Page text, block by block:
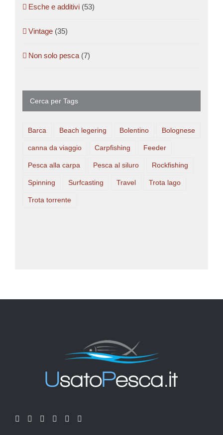
Esche e additivi (53)
Vintage (35)
Non solo pesca (7)
Cerca per Tags
Barca Beach legering Bolentino Bolognese
canna da viaggio Carpfishing Feeder
Pesca alla carpa Pesca al siluro Rockfishing
Spinning Surfcasting Travel Trota lago
Trota torrente